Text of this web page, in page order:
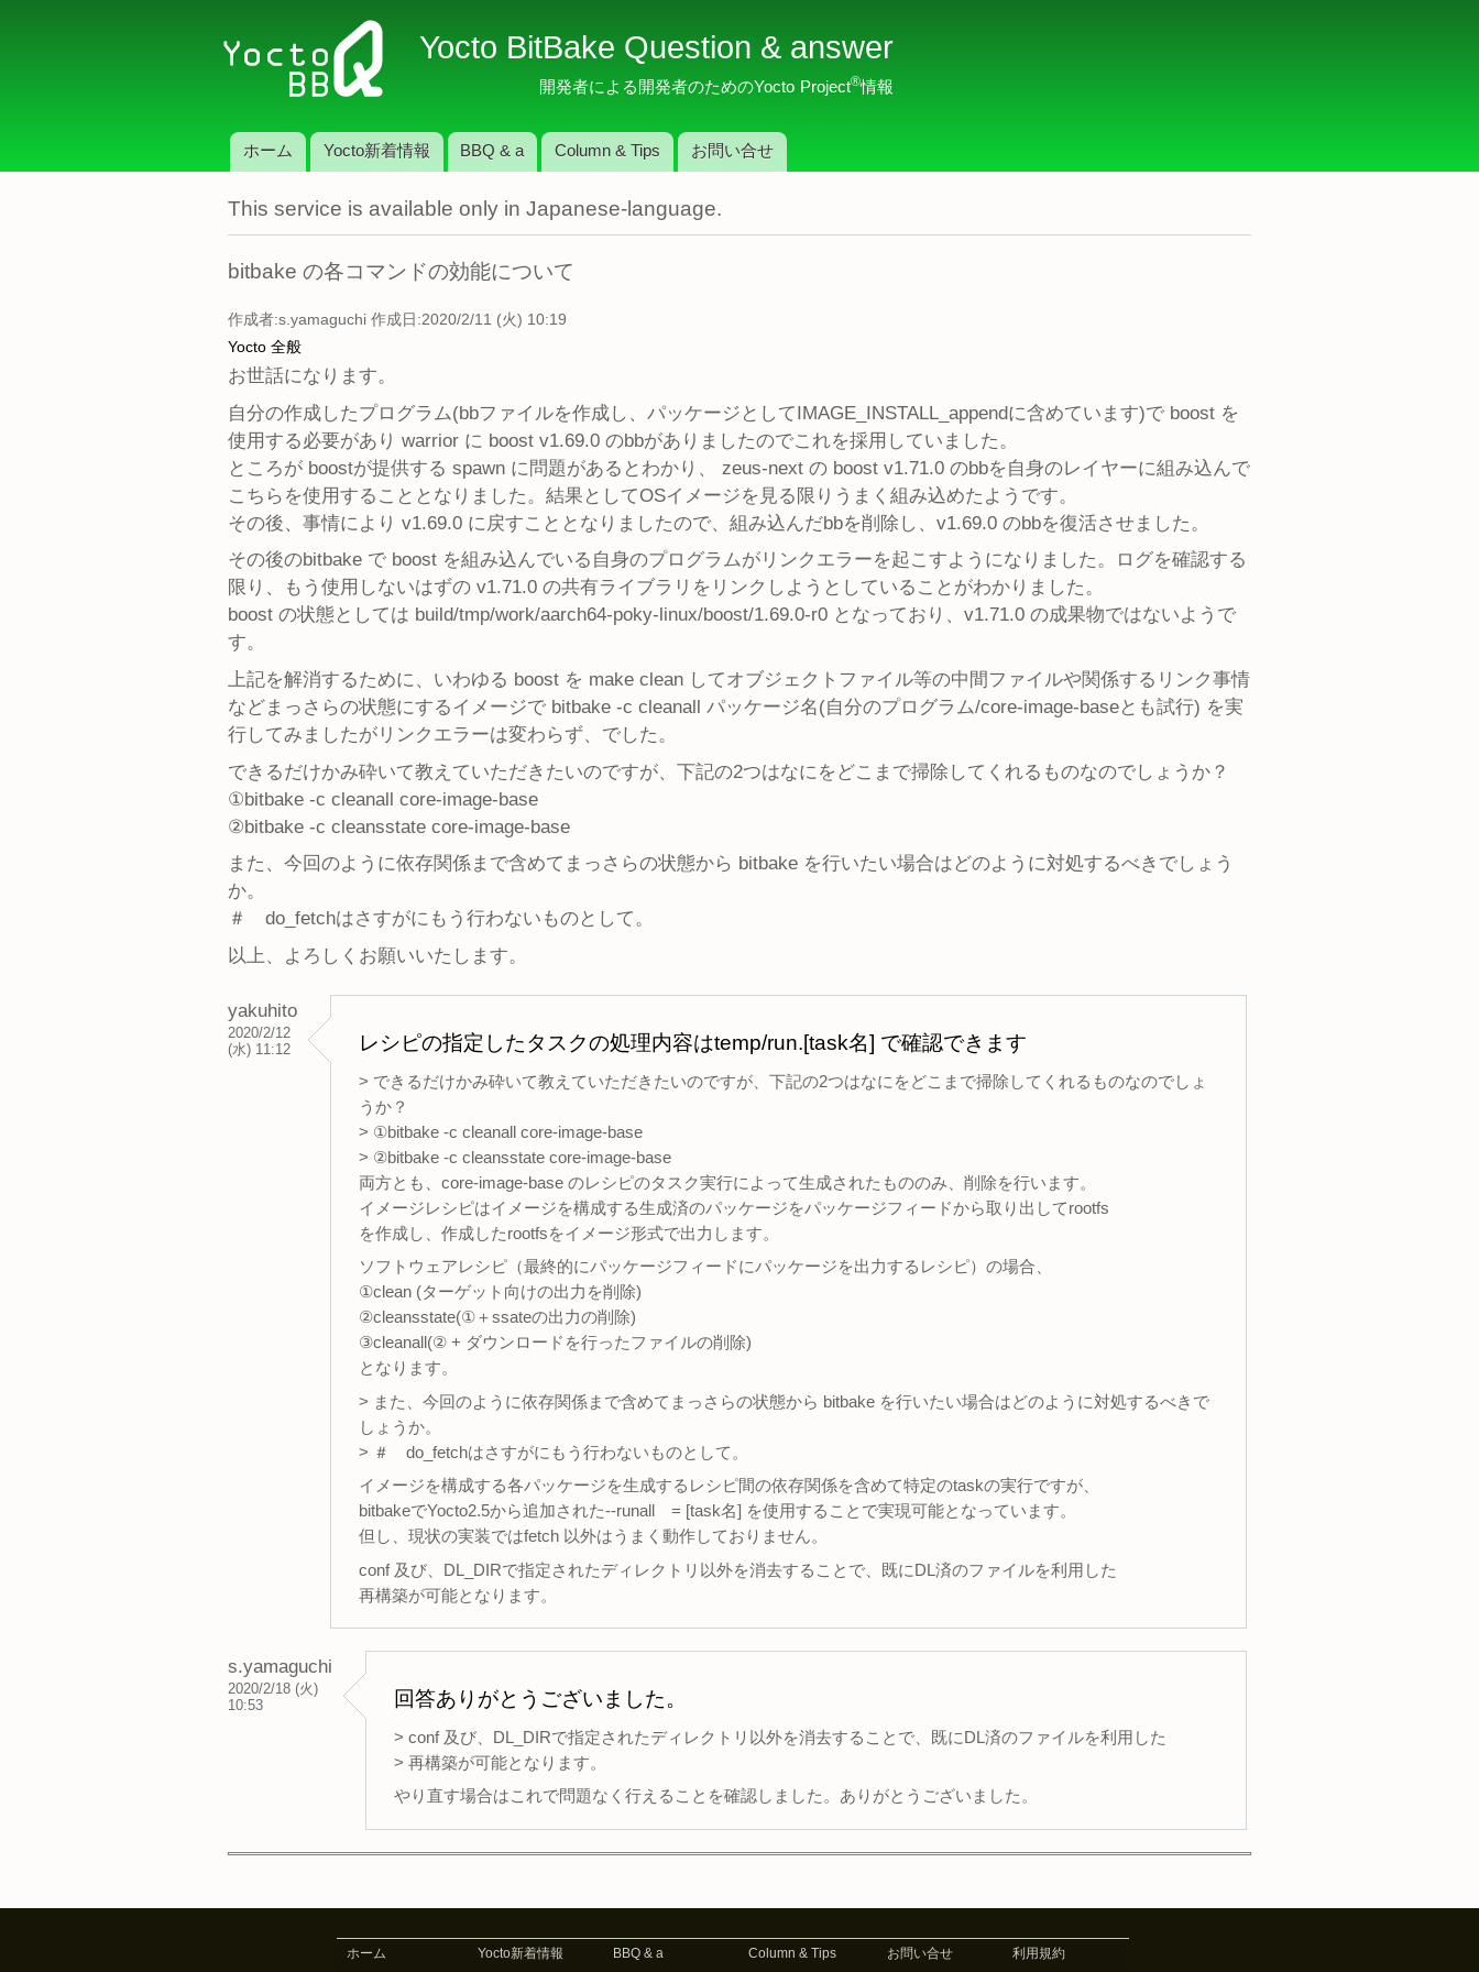
イ
コ
テ
ツ
に
Yocto BitBake Question & answer
開発者による開発者のためのYocto Project®情報
メインメニュー
ホーム Yocto新着情報 BBQ & a Column & Tips お問い合せ
This service is available only in Japanese-language.
bitbake の各コマンドの効能について
作成者:s.yamaguchi 作成日:2020/2/11 (火) 10:19
Yocto 全般
お世話になります。
自分の作成したプログラム(bbファイルを作成し、パッケージとしてIMAGE_INSTALL_appendに含めています)で boost を
使用する必要があり warrior に boost v1.69.0 のbbがありましたのでこれを採用していました。
ところが boostが提供する spawn に問題があるとわかり、 zeus-next の boost v1.71.0 のbbを自身のレイヤーに組み込んで
こちらを使用することとなりました。結果としてOSイメージを見る限りうまく組み込めたようです。
その後、事情により v1.69.0 に戻すこととなりましたので、組み込んだbbを削除し、v1.69.0 のbbを復活させました。
その後のbitbake で boost を組み込んでいる自身のプログラムがリンクエラーを起こすようになりました。ログを確認する
限り、もう使用しないはずの v1.71.0 の共有ライブラリをリンクしようとしていることがわかりました。
boost の状態としては build/tmp/work/aarch64-poky-linux/boost/1.69.0-r0 となっており、v1.71.0 の成果物ではないようで
す。
上記を解消するために、いわゆる boost を make clean してオブジェクトファイル等の中間ファイルや関係するリンク事情
などまっさらの状態にするイメージで bitbake -c cleanall パッケージ名(自分のプログラム/core-image-baseとも試行) を実
行してみましたがリンクエラーは変わらず、でした。
できるだけかみ砕いて教えていただきたいのですが、下記の2つはなにをどこまで掃除してくれるものなのでしょうか？
①bitbake -c cleanall core-image-base
②bitbake -c cleansstate core-image-base
また、今回のように依存関係まで含めてまっさらの状態から bitbake を行いたい場合はどのように対処するべきでしょう
か。
＃ do_fetchはさすがにもう行わないものとして。
以上、よろしくお願いいたします。
yakuhito
2020/2/12
(水) 11:12
レシピの指定したタスクの処理内容はtemp/run.[task名] で確認できます
> できるだけかみ砕いて教えていただきたいのですが、下記の2つはなにをどこまで掃除してくれるものなのでしょ
うか？
> ①bitbake -c cleanall core-image-base
> ②bitbake -c cleansstate core-image-base
両方とも、core-image-base のレシピのタスク実行によって生成されたもののみ、削除を行います。
イメージレシピはイメージを構成する生成済のパッケージをパッケージフィードから取り出してrootfs
を作成し、作成したrootfsをイメージ形式で出力します。
ソフトウェアレシピ（最終的にパッケージフィードにパッケージを出力するレシピ）の場合、
①clean (ターゲット向けの出力を削除)
②cleansstate(①＋ssateの出力の削除)
③cleanall(② + ダウンロードを行ったファイルの削除)
となります。
> また、今回のように依存関係まで含めてまっさらの状態から bitbake を行いたい場合はどのように対処するべきで
しょうか。
> ＃ do_fetchはさすがにもう行わないものとして。
イメージを構成する各パッケージを生成するレシピ間の依存関係を含めて特定のtaskの実行ですが、
bitbakeでYocto2.5から追加された--runall = [task名] を使用することで実現可能となっています。
但し、現状の実装ではfetch 以外はうまく動作しておりません。
conf 及び、DL_DIRで指定されたディレクトリ以外を消去することで、既にDL済のファイルを利用した
再構築が可能となります。
s.yamaguchi
2020/2/18 (火)
10:53
回答ありがとうございました。
> conf 及び、DL_DIRで指定されたディレクトリ以外を消去することで、既にDL済のファイルを利用した
> 再構築が可能となります。
やり直す場合はこれで問題なく行えることを確認しました。ありがとうございました。
ホーム Yocto新着情報 BBQ & a Column & Tips お問い合せ 利用規約